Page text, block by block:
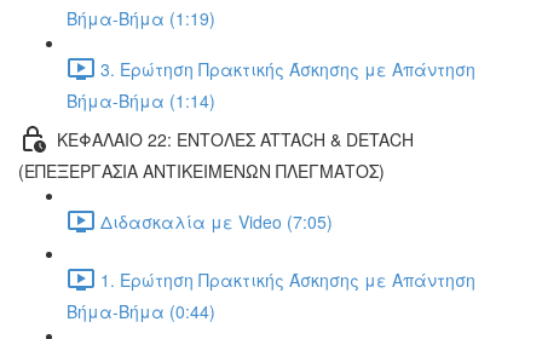
Βήμα-Βήμα (1:19)
3. Ερώτηση Πρακτικής Άσκησης με Απάντηση
Βήμα-Βήμα (1:14)
ΚΕΦΑΛΑΙΟ 22: ΕΝΤΟΛΕΣ ATTACH & DETACH
(ΕΠΕΞΕΡΓΑΣΙΑ ΑΝΤΙΚΕΙΜΕΝΩΝ ΠΛΕΓΜΑΤΟΣ)
Διδασκαλία με Video (7:05)
1. Ερώτηση Πρακτικής Άσκησης με Απάντηση
Βήμα-Βήμα (0:44)